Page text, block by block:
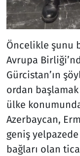
Öncelikle şunu
Avrupa
Gürcistan’ın
ordan
ülke
Azerbaycan,
geniş
bağları olan